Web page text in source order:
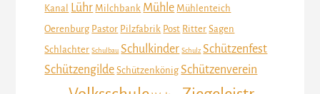
Kanal
Lühr Milchbank Mühle Mühlenteich
Oerenburg Pastor Pilzfabrik Post Ritter Sagen
Schlachter Schulbau Schulkinder Schulz Schützenfest
Schützengilde Schützenkönig Schützenverein